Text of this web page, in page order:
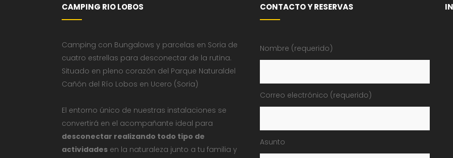
CAMPING RIO LOBOS
Camping con Bungalows y parcelas en Soria de
cuatro estrellas para desconectar de la rutina.
Situado en pleno corazón del Parque Naturaldel
Cañón del Río Lobos en Ucero (Soria)
El entorno único de nuestras instalaciones se
convertirá en el acompañante ideal para
desconectar realizando todo tipo de
actividades en la naturaleza junto a tu familia y
CONTACTO Y RESERVAS
Nombre (requerido)
Correo electrónico (requerido)
Asunto